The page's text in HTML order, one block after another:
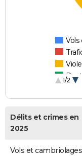
Vols
1/2
Délits et crimes en
2025
Vols et cambriolages